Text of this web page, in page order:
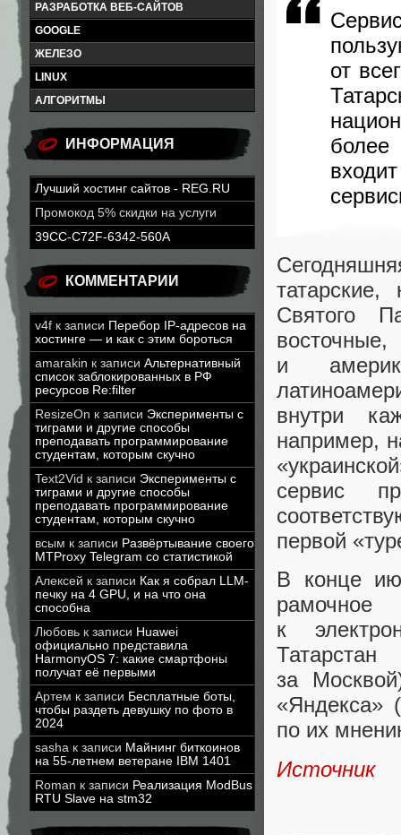
РАЗРАБОТКА ВЕБ-САЙТОВ
GOOGLE
ЖЕЛЕЗО
LINUX
АЛГОРИТМЫ
ИНФОРМАЦИЯ
Лучший хостинг сайтов - REG.RU
Промокод 5% скидки на услуги
39CC-C72F-6342-560A
КОММЕНТАРИИ
v4f к записи Перебор IP-адресов на
хостинге — и как с этим бороться
amarakin к записи Альтернативный
список заблокированных в РФ
ресурсов Re:filter
ResizeOn к записи Эксперименты с
тиграми и другие способы
преподавать программирование
студентам, которым скучно
Text2Vid к записи Эксперименты с
тиграми и другие способы
преподавать программирование
студентам, которым скучно
всым к записи Развёртывание своего
MTProxy Telegram со статистикой
Алексей к записи Как я собрал LLM-
печку на 4 GPU, и на что она
способна
Любовь к записи Huawei
официально представила
HarmonyOS 7: какие смартфоны
получат её первыми
Артем к записи Бесплатные боты,
чтобы раздеть девушку по фото в
2024
sasha к записи Майнинг биткоинов
на 55-летнем ветеране IBM 1401
Roman к записи Реализация ModBus
RTU Slave на stm32
от
татарские,
Святого
восточные,
и
внутри
например,
«
сервис
первой «
В конце
к
за
«Яндекса» (
по их
Источник